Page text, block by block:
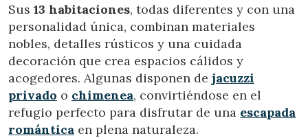
Sus 13 habitaciones, todas diferentes y con una
personalidad única, combinan materiales
nobles, detalles rústicos y una cuidada
decoración que crea espacios cálidos y
acogedores. Algunas disponen de jacuzzi
privado o chimenea, convirtiéndose en el
refugio perfecto para disfrutar de una escapada
romántica en plena naturaleza.